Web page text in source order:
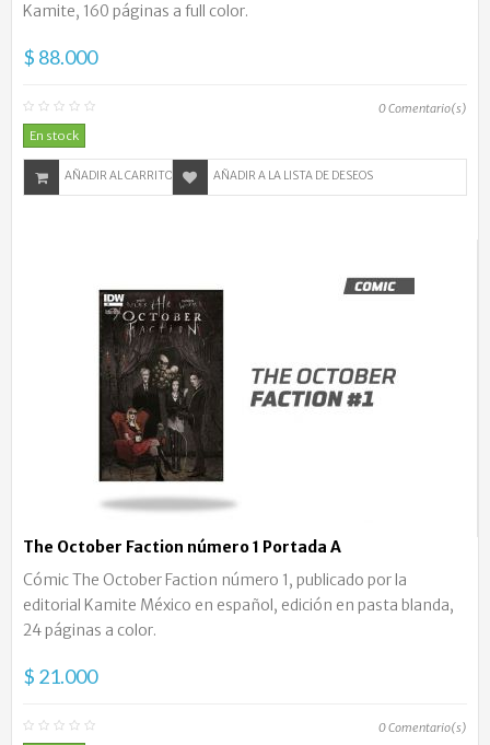
Kamite, 160 páginas a full color.
$ 88.000
0Comentario(s)
En stock
AÑADIR AL CARRITO AÑADIR A LA LISTA DE DESEOS
The October Faction número 1 Portada A
Cómic The October Faction número 1, publicado por la
editorial Kamite México en español, edición en pasta blanda,
24 páginas a color.
$ 21.000
0Comentario(s)